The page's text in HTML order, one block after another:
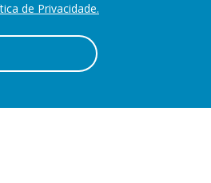
de Privacidade.